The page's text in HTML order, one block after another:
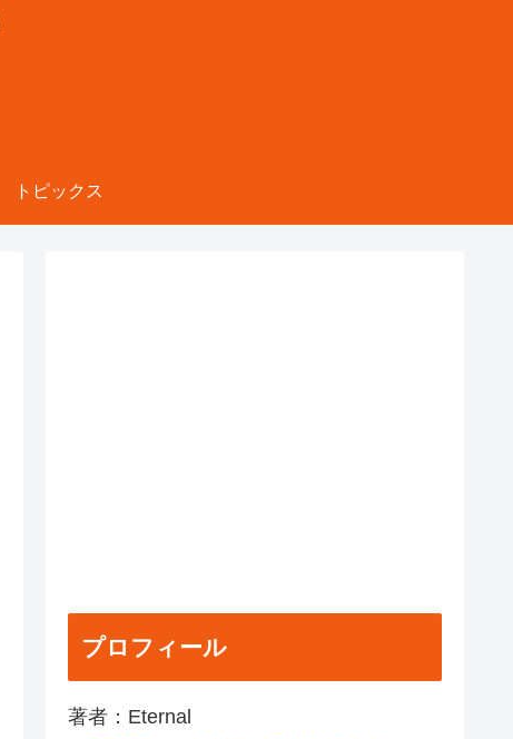
トピックス
プロフィール
著者：Eternal